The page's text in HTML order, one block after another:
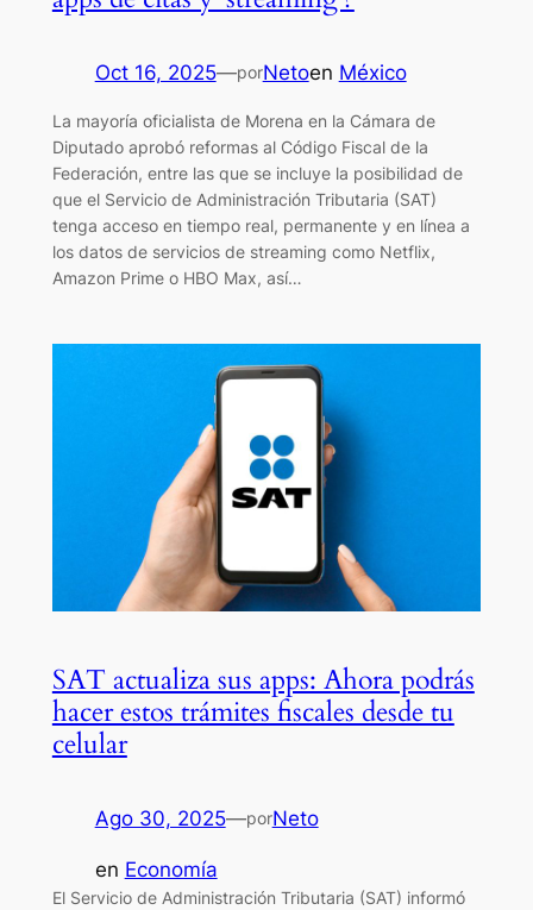
Oct 16, 2025—porNetoen México
La mayoría oficialista de Morena en la Cámara de
Diputado aprobó reformas al Código Fiscal de la
Federación, entre las que se incluye la posibilidad de
que el Servicio de Administración Tributaria (SAT)
tenga acceso en tiempo real, permanente y en línea a
los datos de servicios de streaming como Netflix,
Amazon Prime o HBO Max, así…
SAT actualiza sus apps: Ahora podrás
hacer estos trámites fiscales desde tu
celular
Ago 30, 2025—porNeto
en Economía
El Servicio de Administración Tributaria (SAT) informó